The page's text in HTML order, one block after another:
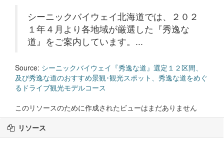
シーニックバイウェイ北海道では、２０２
１年４月より各地域が厳選した『秀逸な
道』をご案内しています。...
Source: シーニックバイウェイ『秀逸な道』選定１２区間、
及び秀逸な道のおすすめ景観･観光スポット、秀逸な道をめぐ
るドライブ観光モデルコース
このリソースのために作成されたビューはまだありません
リソース